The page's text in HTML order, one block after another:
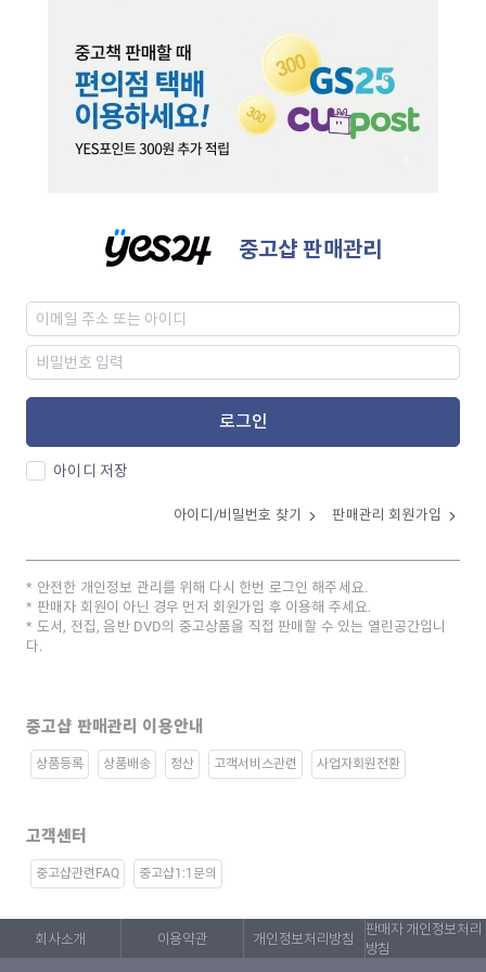
중고샵 판매관리
로그인
아이디 저장
아이디/비밀번호 찾기 판매관리 회원가입
안전한 개인정보 관리를 위해 다시 한번 로그인 해주세요.
판매자 회원이 아닌 경우 먼저 회원가입 후 이용해 주세요.
도서, 전집, 음반 DVD의 중고상품을 직접 판매할 수 있는 열린공간입니
다.
중고샵 판매관리 이용안내
상품등록 상품배송 정산 고객서비스관련 사업자회원전환
고객센터
중고샵관련FAQ 중고샵1:1문의
회사소개 이용약관 개인정보처리방침
판매자 개인정보처리
방침